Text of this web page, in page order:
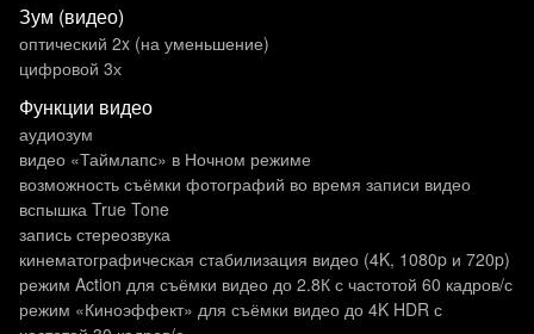
Зум (видео)
оптический 2x (на уменьшение)
цифровой 3х
Функции видео
аудиозум
видео «Таймлапс» в Ночном режиме
возможность съёмки фотографий во время записи видео
вспышка True Tone
запись стереозвука
кинематографическая стабилизация видео (4K, 1080p и 720p)
режим Action для съёмки видео до 2.8К с частотой 60 кадров/с
режим «Киноэффект» для съёмки видео до 4K HDR с